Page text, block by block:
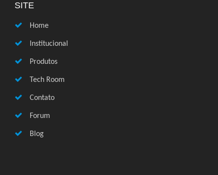
SITE
Home
Institucional
Produtos
Tech Room
Contato
Forum
Blog